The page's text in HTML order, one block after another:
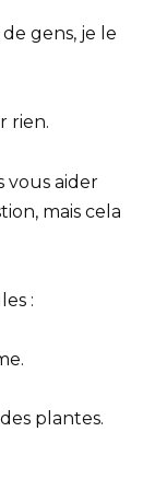
gens, je le
rien.
vous aider
mais cela
:
plantes.